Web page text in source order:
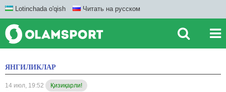
Lotinchada o'qish Читать на русском
ЯНГИЛИКЛАР
14 июл, 19:52 Қизиқарли!